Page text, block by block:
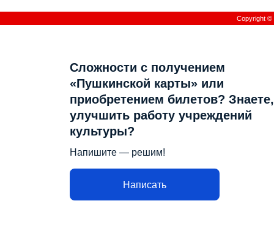
Copyright
Сложности с получением
«Пушкинской карты» или
приобретением билетов?
улучшить работу учреждений
культуры?
Напишите — решим!
Написать